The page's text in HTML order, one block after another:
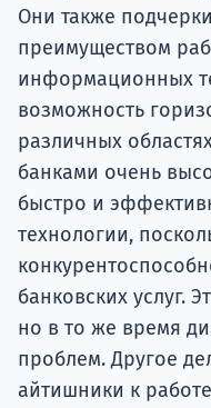
Они также
преимуществом
информационных
возможность
различных
банками очень
быстро и
технологии,
банковских услуг.
но в то же время
проблем. Другое
айтишники к